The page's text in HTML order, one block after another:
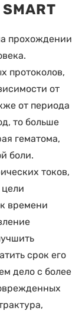
прохождении
протоколов,
от
от периода
то больше
гематома,
боли.
токов,
времени
срок его
дело с более